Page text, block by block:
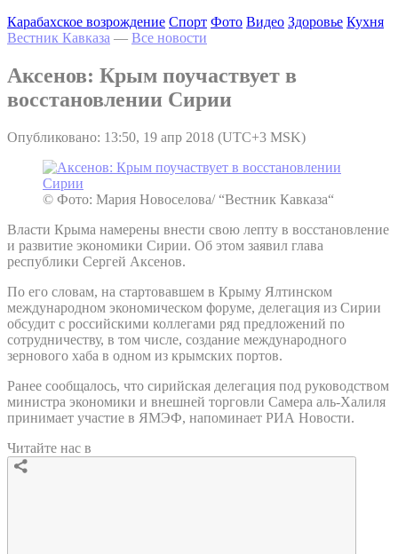
Карабахское возрождение Спорт Фото Видео Здоровье Кухня
Вестник Кавказа — Все новости
Аксенов: Крым поучаствует в
восстановлении Сирии
Опубликовано: 13:50, 19 апр 2018 (UTC+3 MSK)
© Фото: Мария Новоселова/ “Вестник Кавказа“
Власти Крыма намерены внести свою лепту в восстановление
и развитие экономики Сирии. Об этом заявил глава
республики Сергей Аксенов.
По его словам, на стартовавшем в Крыму Ялтинском
международном экономическом форуме, делегация из Сирии
обсудит с российскими коллегами ряд предложений по
сотрудничеству, в том числе, создание международного
зернового хаба в одном из крымских портов.
Ранее сообщалось, что сирийская делегация под руководством
министра экономики и внешней торговли Самера аль-Халиля
принимает участие в ЯМЭФ, напоминает РИА Новости.
Читайте нас в